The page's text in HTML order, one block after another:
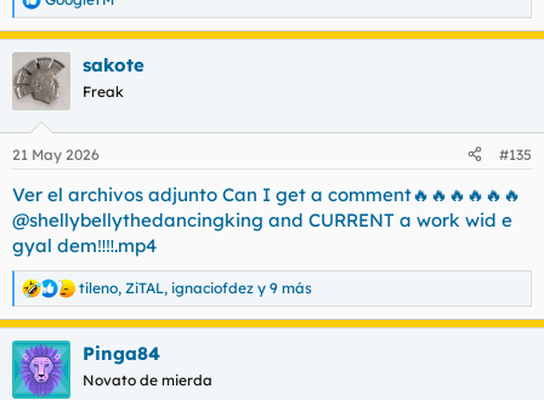
R
e
a
c
c
i
e
:
sakote
Freak
21 May 2026 #135
Ver el archivos adjunto Can I get a comment🔥🔥🔥🔥🔥🔥
@shellybellythedancingking and CURRENT a work wid e
gyal dem‼️‼️.mp4
R
e
a
c
c
i
tileno, ZiTAL, ignaciofdez y 9 más
Pinga84
Novato de mierda